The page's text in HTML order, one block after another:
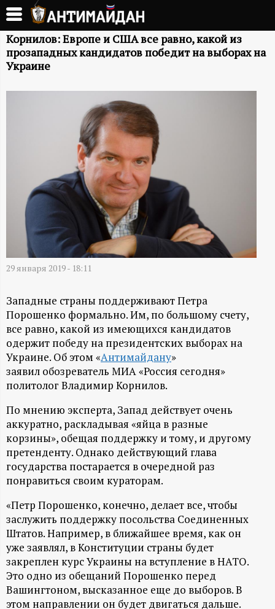
Перейти
основному
содержанию
А
Н
Т
А
Н
-
и
н
ф
о
р
м
а
ц
и
Корнилов: Европе и США все равно, какой из
прозападных кандидатов победит на выборах на
Украине
29 января 2019 - 18:11
Западные страны поддерживают Петра
Порошенко формально. Им, по большому счету,
все равно, какой из имеющихся кандидатов
одержит победу на президентских выборах на
Украине. Об этом «Антимайдану»
заявил обозреватель МИА «Россия сегодня»
политолог Владимир Корнилов.
По мнению эксперта, Запад действует очень
аккуратно, раскладывая «яйца в разные
корзины», обещая поддержку и тому, и другому
претенденту. Однако действующий глава
государства постарается в очередной раз
понравиться своим кураторам.
«Петр Порошенко, конечно, делает все, чтобы
заслужить поддержку посольства Соединенных
Штатов. Например, в ближайшее время, как он
уже заявлял, в Конституции страны будет
закреплен курс Украины на вступление в НАТО.
Это одно из обещаний Порошенко перед
Вашингтоном, высказанное еще до выборов. В
этом направлении он будет двигаться дальше.